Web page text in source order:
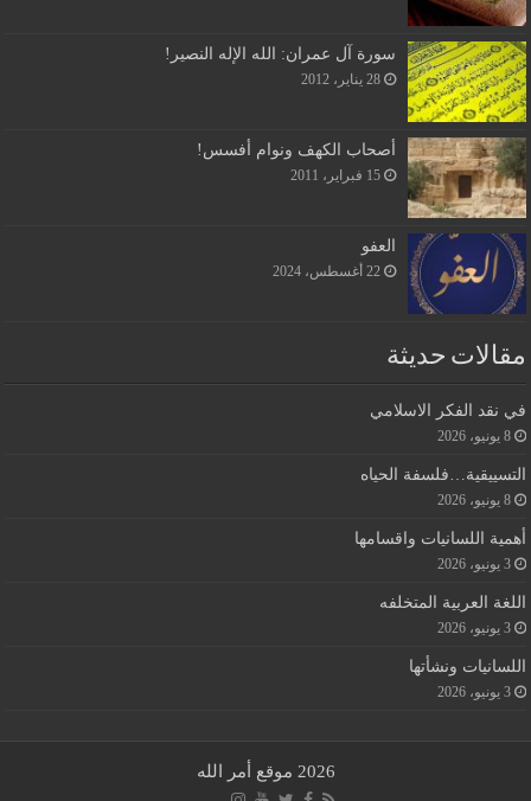
سورة آل عمران: الله الإله النصير!
28 يناير، 2012
أصحاب الكهف ونوام أفسس!
15 فبراير، 2011
العفو
22 أغسطس، 2024
مقالات حديثة
في نقد الفكر الاسلامي
8 يونيو، 2026
التسييقية…فلسفة الحياه
8 يونيو، 2026
أهمية اللسانيات واقسامها
3 يونيو، 2026
اللغة العربية المتخلفه
3 يونيو، 2026
اللسانيات ونشأتها
3 يونيو، 2026
2026 موقع أمر الله